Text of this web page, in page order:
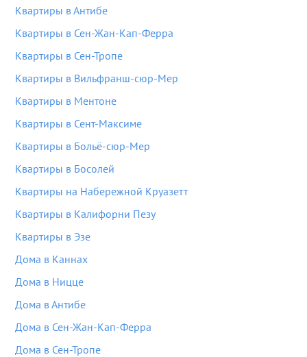
Квартиры в Антибе
Квартиры в Сен-Жан-Кап-Ферра
Квартиры в Сен-Тропе
Квартиры в Вильфранш-сюр-Мер
Квартиры в Ментоне
Квартиры в Сент-Максиме
Квартиры в Больё-сюр-Мер
Квартиры в Босолей
Квартиры на Набережной Круазетт
Квартиры в Калифорни Пезу
Квартиры в Эзе
Дома в Каннах
Дома в Ницце
Дома в Антибе
Дома в Сен-Жан-Кап-Ферра
Дома в Сен-Тропе